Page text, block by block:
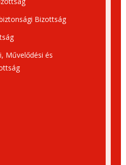
Bizottság
Művelődési és